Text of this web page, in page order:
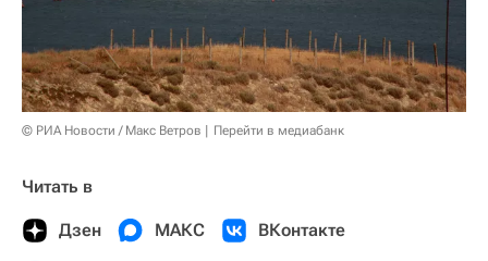
© РИА Новости / Макс Ветров Перейти в медиабанк
Читать в
Дзен МАКС ВКонтакте